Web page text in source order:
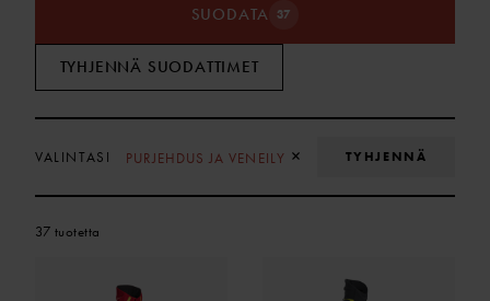
SUODATA 37
TYHJENNÄ SUODATTIMET
VALINTASI PURJEHDUS JA VENEILY × POISTA VALINTA
TYHJENNÄ
37 tuotetta